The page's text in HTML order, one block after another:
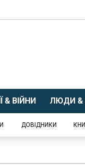
& ВІЙНИ ЛЮДИ &
ДОВІДНИКИ